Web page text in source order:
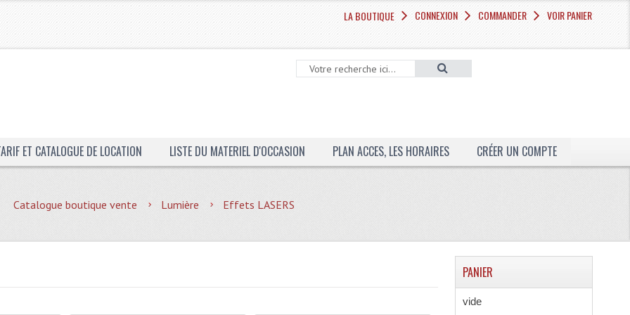
LA BOUTIQUE CONNEXION COMMANDER VOIR PANIER
ET CATALOGUE DE LOCATION LISTE DU MATERIEL D'OCCASION PLAN ACCES, LES HORAIRES CRÉER UN COMPTE
Catalogue boutique vente Lumière Effets LASERS
PANIER
vide